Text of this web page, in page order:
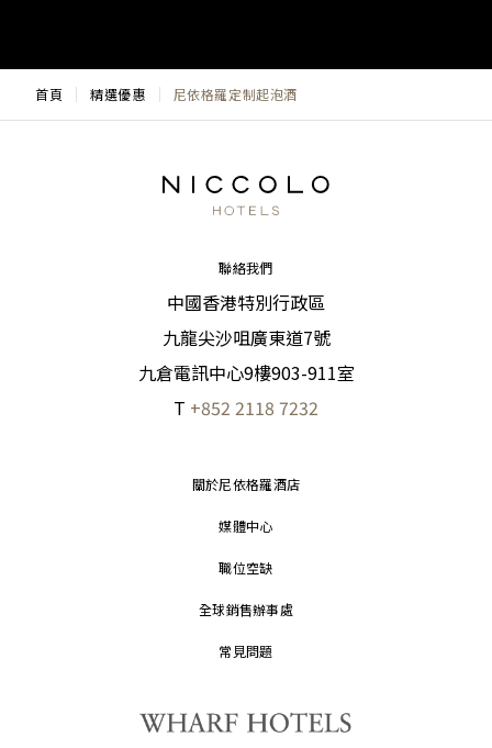
首頁 精選優惠 尼依格羅定制起泡酒
聯絡我們
中國香港特別行政區
九龍尖沙咀廣東道7號
九倉電訊中心9樓903-911室
T +852 2118 7232
關於尼依格羅酒店
媒體中心
職位空缺
全球銷售辦事處
常見問題